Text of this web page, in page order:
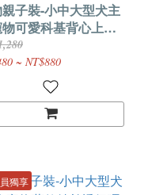
子裝-小中大型犬主
物可愛科基背心上衣
~ NT$880
獨享